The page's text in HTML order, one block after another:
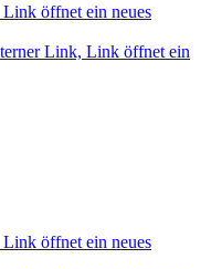
öffnet ein neues
Link, Link öffnet ein
öffnet ein neues